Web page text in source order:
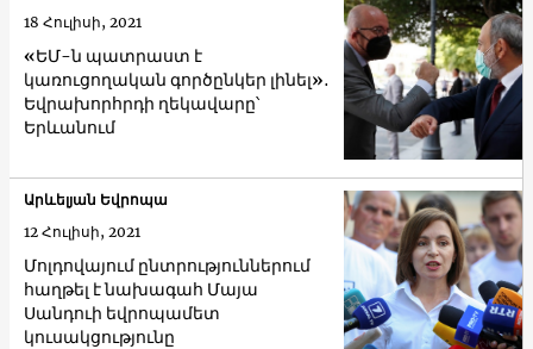
«ԵՄ-ն պատրաստ է
կառուցողական գործընկեր լինել»․
Եվրախորհրդի ղեկավարը՝
Երևանում
18 Հուլիսի, 2021
Մոլդովայում ընտրություններում
հաղթել է նախագահ Մայա
Սանդուի եվրոպամետ
կուսակցությունը
Արևելյան Եվրոպա
12 Հուլիսի, 2021